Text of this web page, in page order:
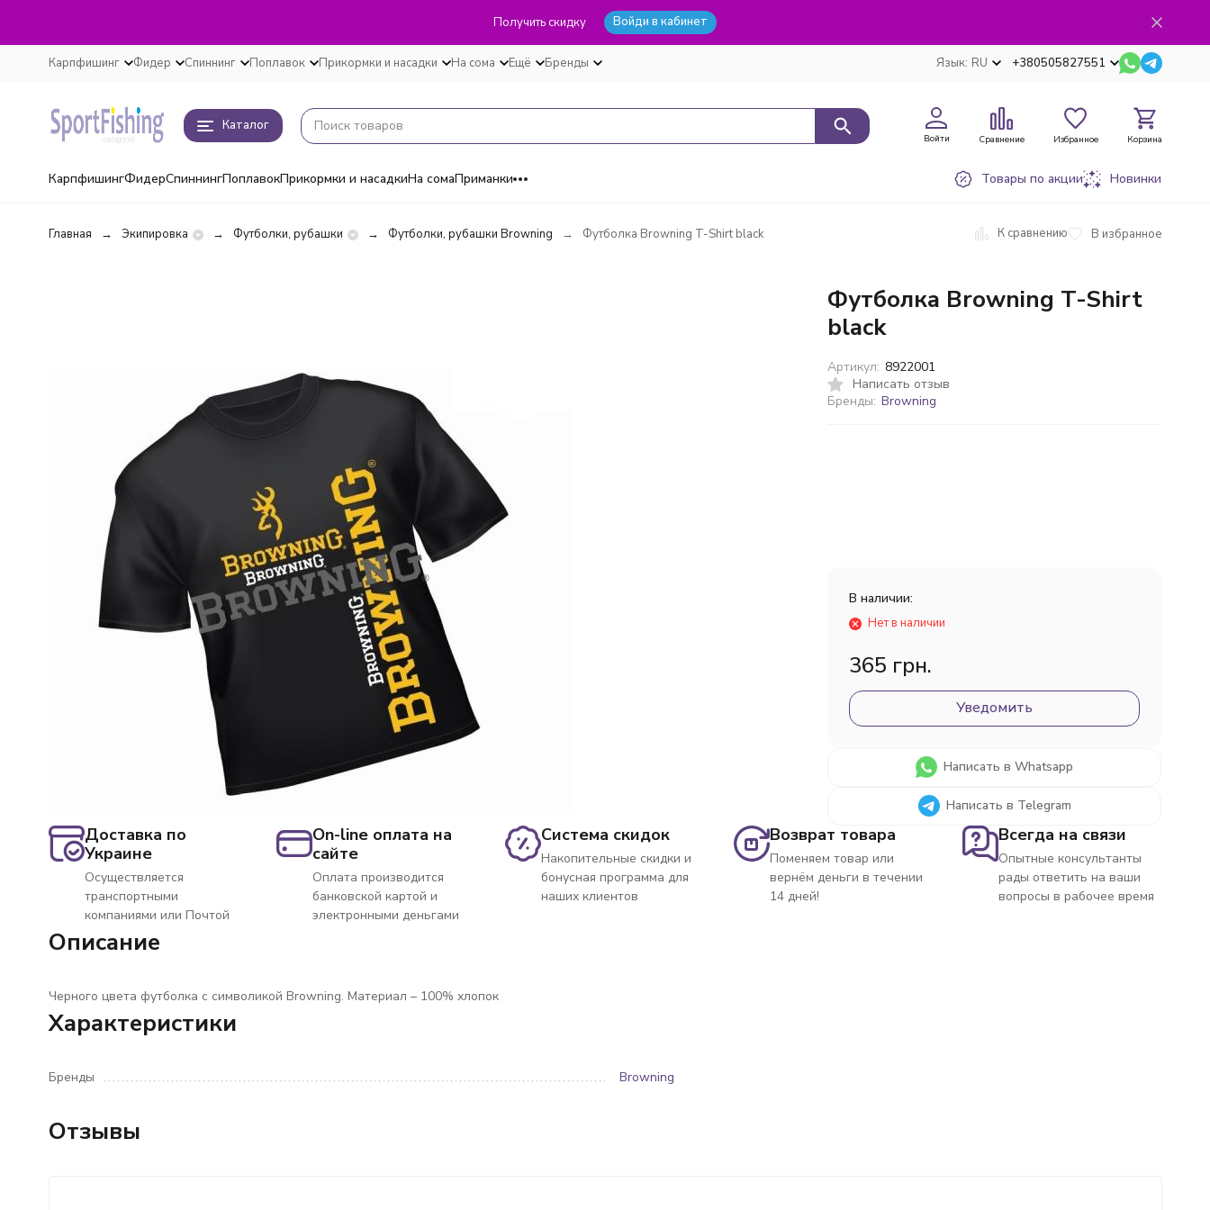
Получить скидку Войди в кабинет
Карпфишинг Фидер Спиннинг Поплавок Прикормки и насадки На сома Ещё Бренды Язык: RU +380505827551
Каталог
Войти Сравнение Избранное Корзина
КарпфишингФидерСпиннингПоплавокПрикормки и насадкиНа сомаПриманки Товары по акции Новинки
Главная Экипировка Футболки, рубашки Футболки, рубашки Browning Футболка Browning T-Shirt black К сравнению В избранное
Футболка Browning T-Shirt
black
Написать отзыв
Бренды: Browning
Артикул: 8922001
В наличии:
Нет в наличии
365 грн.
Уведомить
Написать в Whatsapp
Написать в Telegram
Доставка по
Украине
Осуществляется
транспортными
компаниями или Почтой
On-line оплата на
сайте
Оплата производится
банковской картой и
электронными деньгами
Система скидок
Накопительные скидки и
бонусная программа для
наших клиентов
Возврат товара
Поменяем товар или
вернём деньги в течении
14 дней!
Всегда на связи
Опытные консультанты
рады ответить на ваши
вопросы в рабочее время
Описание
Черного цвета футболка с символикой Browning. Материал – 100% хлопок
Характеристики
Бренды Browning
Отзывы